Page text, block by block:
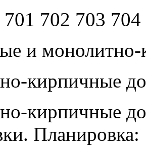
702 703 704
и
кирпичные
кирпичные